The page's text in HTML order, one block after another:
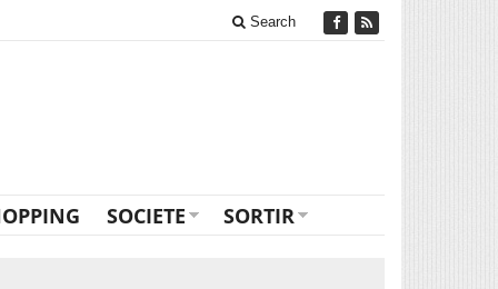
Search
SOCIETE SORTIR